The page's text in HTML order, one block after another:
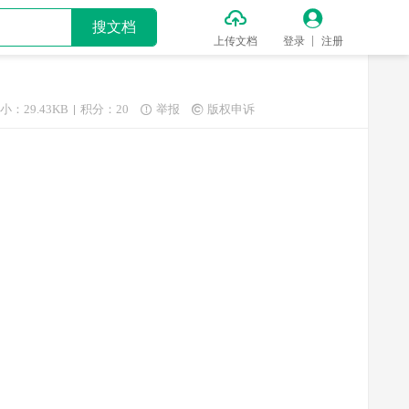
搜文档 
上传文档

登录 注册
：29.43KB 积分：20  举报  版权申诉